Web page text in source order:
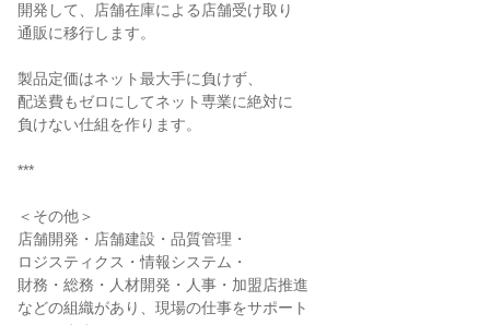
開発して、店舗在庫による店舗受け取り
通販に移行します。
製品定価はネット最大手に負けず、
配送費もゼロにしてネット専業に絶対に
負けない仕組を作ります。
***
＜その他＞
店舗開発・店舗建設・品質管理・
ロジスティクス・情報システム・
財務・総務・人材開発・人事・加盟店推進
などの組織があり、現場の仕事をサポート